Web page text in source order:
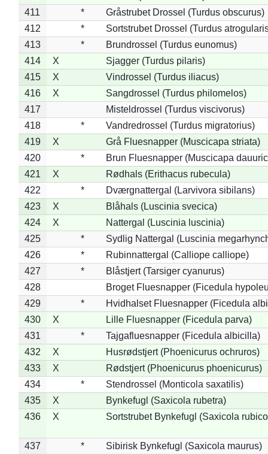
411
*
Gråstrubet Drossel (Turdus obscurus)
412
*
Sortstrubet Drossel (Turdus
413
*
Brundrossel (Turdus eunomus)
414
X
Sjagger (Turdus pilaris)
415
X
Vindrossel (Turdus iliacus)
416
X
Sangdrossel (Turdus philomelos)
417
Misteldrossel (Turdus viscivorus)
418
*
Vandredrossel (Turdus migratorius)
419
X
Grå Fluesnapper (Muscicapa striata)
420
*
Brun Fluesnapper (Muscicapa
421
X
Rødhals (Erithacus rubecula)
422
*
Dværgnattergal (Larvivora sibilans)
423
X
Blåhals (Luscinia svecica)
424
X
Nattergal (Luscinia luscinia)
425
*
Sydlig Nattergal (Luscinia
426
*
Rubinnattergal (Calliope calliope)
427
*
Blåstjert (Tarsiger cyanurus)
428
Broget Fluesnapper (Ficedula
429
*
Hvidhalset Fluesnapper (Ficedula
430
X
Lille Fluesnapper (Ficedula parva)
431
*
Tajgafluesnapper (Ficedula albicilla)
432
X
Husrødstjert (Phoenicurus ochruros)
433
X
Rødstjert (Phoenicurus phoenicurus)
434
*
Stendrossel (Monticola saxatilis)
435
X
Bynkefugl (Saxicola rubetra)
436
X Sortstrubet Bynkefugl (Saxicola
437 *
Sibirisk Bynkefugl (Saxicola maurus)